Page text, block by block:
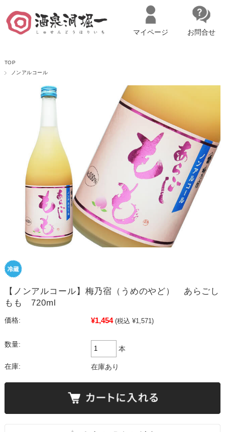
マイページ お問合せ
TOP
ノンアルコール
【ノンアルコール】梅乃宿（うめのやど） あらごし
もも 720ml
価格: ¥1,454 (税込 ¥1,571)
数量:
本
在庫: 在庫あり